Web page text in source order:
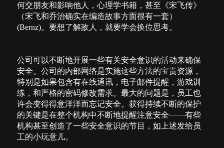
何交朋友和影响他人，心理学书籍，甚至《宋飞传》
（宋飞和乔治确实在编造故事方面很有一套）
(Bernz)。要想了解敌人，就要学会换位思考。
公司可以不断地开展一些有关安全意识的活动来确保
安全。公司的内部网络是实施这些方法的宝贵资源，
特别是如果包含有在线通讯，电子邮件提醒，游戏训
练，和严格的密码修改需求。最大的问题是，员工也
许会变得得意洋洋而忘记安全。获得持续不断的保护
的关键是在整个机构中不断地提醒注意安全——有些
机构甚至创造了一些安全意识的节目，如上述发给员
工的小玩意儿。